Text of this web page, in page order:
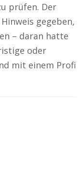
prüfen. Der
gegeben,
– daran hatte
oder
mit einem Profi